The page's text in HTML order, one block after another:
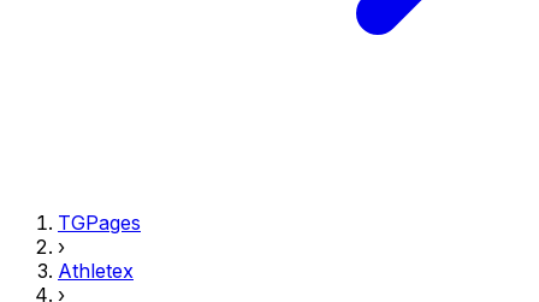
TGPages
›
Athletex
›